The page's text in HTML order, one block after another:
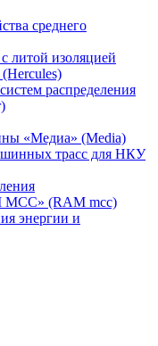
среднего
литой изоляцией
распределения
«Медиа» (Media)
шинных трасс для НКУ
МСС» (RAM mcc)
энергии и